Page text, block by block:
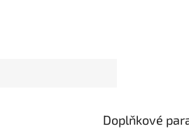
Doplňkové